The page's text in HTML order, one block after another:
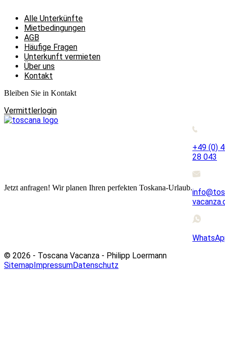
Alle Unterkünfte
Mietbedingungen
AGB
Häufige Fragen
Unterkunft vermieten
Über uns
Kontakt
Bleiben Sie in Kontakt
Vermittlerlogin
Jetzt anfragen! Wir planen Ihren perfekten Toskana-Urlaub.
+49 (0)
28 043
© 2026 - Toscana Vacanza - Philipp Loermann
SitemapImpressumDatenschutz